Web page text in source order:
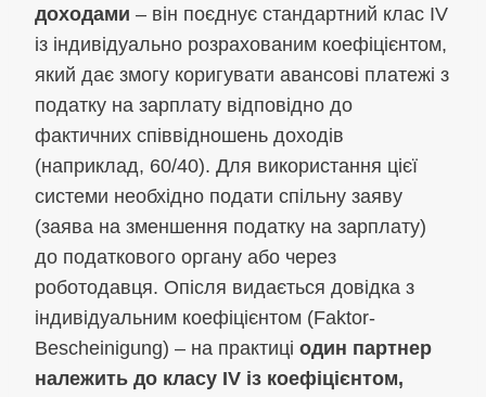
доходами – він поєднує стандартний клас IV
із індивідуально розрахованим коефіцієнтом,
який дає змогу коригувати авансові платежі з
податку на зарплату відповідно до
фактичних співвідношень доходів
(наприклад, 60/40). Для використання цієї
системи необхідно подати спільну заяву
(заява на зменшення податку на зарплату)
до податкового органу або через
роботодавця. Опісля видається довідка з
індивідуальним коефіцієнтом (Faktor-
Bescheinigung) – на практиці один партнер
належить до класу IV із коефіцієнтом,